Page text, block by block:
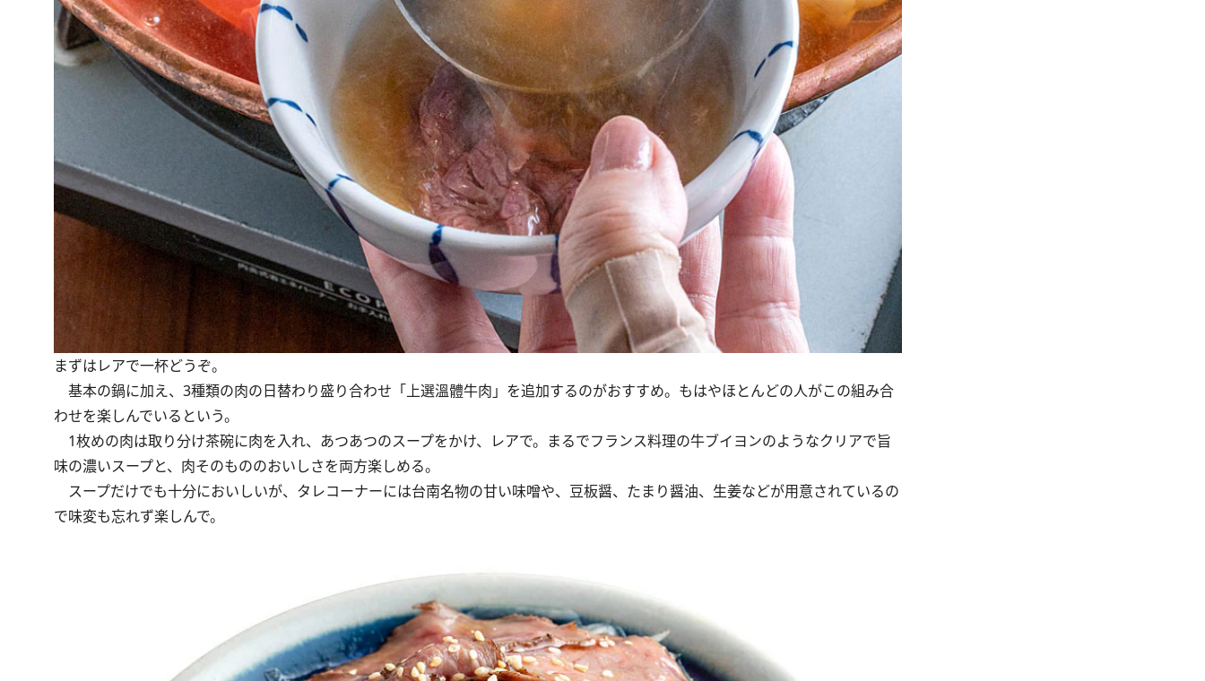
まずはレアで一杯どうぞ。
基本の鍋に加え、3種類の肉の日替わり盛り合わせ「上選溫體牛肉」を追加するのがおすすめ。もはやほとんどの人がこの組み合
わせを楽しんでいるという。
1枚めの肉は取り分け茶碗に肉を入れ、あつあつのスープをかけ、レアで。まるでフランス料理の牛ブイヨンのようなクリアで旨
味の濃いスープと、肉そのもののおいしさを両方楽しめる。
スープだけでも十分においしいが、タレコーナーには台南名物の甘い味噌や、豆板醤、たまり醤油、生姜などが用意されているの
で味変も忘れず楽しんで。